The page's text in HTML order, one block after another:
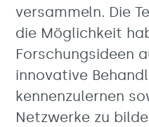
versammeln. Die
die Möglichkeit
Forschungsideen
innovative
kennenzulernen
Netzwerke zu